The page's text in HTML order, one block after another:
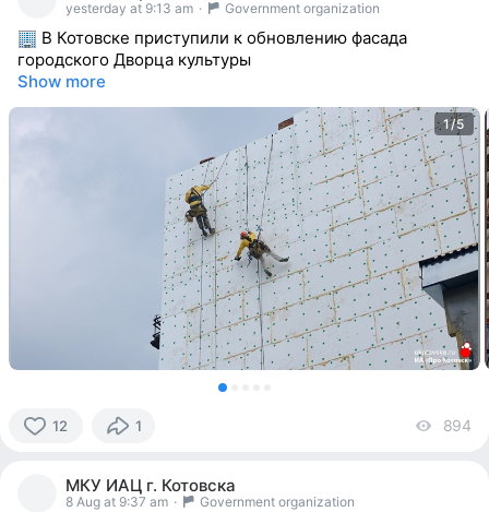
yesterday at 9:13 am · Government organization
В Котовске приступили к обновлению фасада
городского Дворца культуры
Show more
1/5
12 1 894
МКУ ИАЦ г. Котовска
8 Aug at 9:37 am · Government organization